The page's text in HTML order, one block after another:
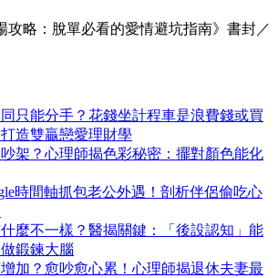
攻略：脫單必看的愛情避坑指南》書封／
只能分手？花錢坐計程車是浪費錢或買
造雙贏戀愛理財學
架？心理師揭色彩秘密：擺對顏色能化
時間軸抓包老公外遇！剖析伴侶偷吃心
麼不一樣？醫揭關鍵：「後設認知」能
鍛鍊大腦
加？愈吵愈心累！心理師揭退休夫妻最